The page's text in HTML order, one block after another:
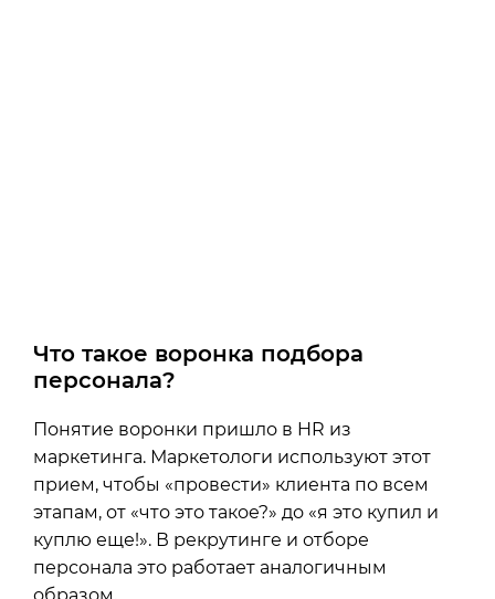
Что такое воронка подбора
персонала?
Понятие воронки пришло в HR из
маркетинга. Маркетологи используют этот
прием, чтобы «провести» клиента по всем
этапам, от «что это такое?» до «я это купил и
куплю еще!». В рекрутинге и отборе
персонала это работает аналогичным